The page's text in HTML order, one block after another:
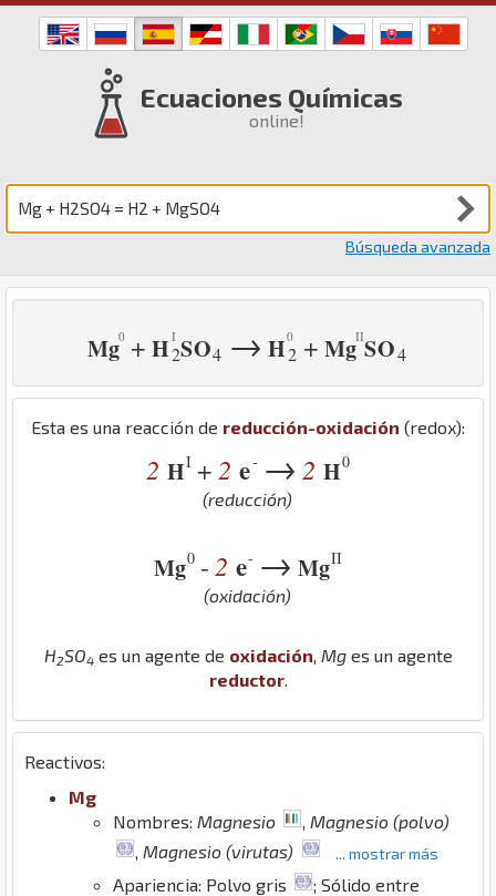
Ecuaciones Químicas
online!
Búsqueda avanzada
Mg + H2SO4 → H2 + Mg SO4
Esta es una reacción de reducción-oxidación (redox):
2 HI + 2 e- → 2 H0
(reducción)
Mg0 - 2 e- → MgII
(oxidación)
H2SO4 es un agente de oxidación Mges un agente
reductor.
Reactivos:
Mg
Nombres: Magnesio
Magnesio (polvo)
Magnesio (virutas) ... mostrar más
Apariencia: Polvo gris
; Sólido entre